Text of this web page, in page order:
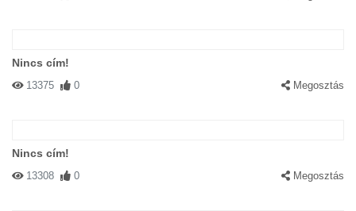
Nincs cím!
13375 0 Megosztás
Nincs cím!
13308 0 Megosztás